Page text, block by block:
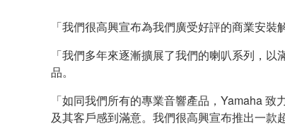
「我們很高興宣布為我們廣受好評的商業安
「我們多年來逐漸擴展了我們的喇叭系列，
品。
「如同我們所有的專業音響產品，Yamaha
及其客戶感到滿意。我們很高興宣布推出一款